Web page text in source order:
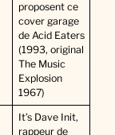
proposent ce
cover garage
de Acid Eaters
(1993, original
The Music
Explosion
1967)
It’s Dave Init,
rappeur de